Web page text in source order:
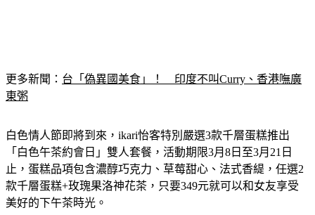
更多新聞： 台「偽異國美食」！　印度不叫Curry、香港嘸廣
東粥
白色情人節即將到來，ikari怡客特別嚴選3款千層蛋糕推出
「白色午茶約會日」雙人套餐，活動期限3月8日至3月21日
止，蛋糕品項包含濃醇巧克力、草莓甜心、法式香緹，任選2
款千層蛋糕+玫瑰果洛神花茶，只要349元就可以和女友享受
美好的下午茶時光。